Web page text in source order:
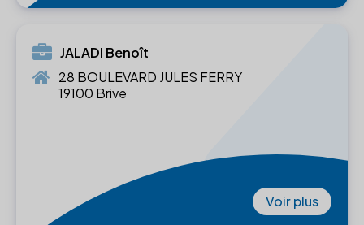
JALADI Benoît
28 BOULEVARD JULES FERRY
19100 Brive
Voir plus